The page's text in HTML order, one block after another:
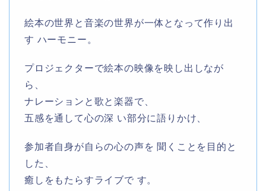
絵本の世界と音楽の世界が一体となって作り出
す ハーモニー。
プロジェクターで絵本の映像を映し出しなが
ら、
ナレーションと歌と楽器で、
五感を通して心の深 い部分に語りかけ、
参加者自身が自らの心の声を 聞くことを目的と
した、
癒しをもたらすライブで す。